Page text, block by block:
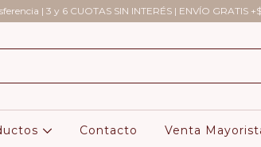
| 3 y 6 CUOTAS SIN INTERÉS | ENVÍO GRATIS
Contacto Venta